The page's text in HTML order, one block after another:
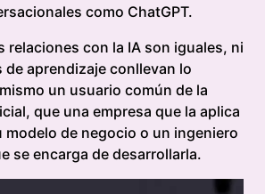
como ChatGPT.
relaciones con la IA son iguales, ni
aprendizaje conllevan lo
un usuario común de la
que una empresa que la aplica
modelo de negocio o un ingeniero
se encarga de desarrollarla.